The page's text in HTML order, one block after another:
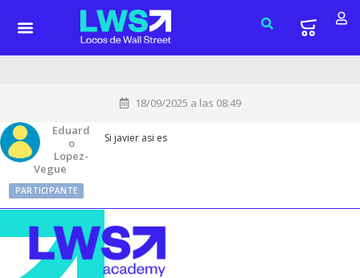
18/09/2025 a las 08:49
Eduard
O
Lopez-
Vegue
PARTICIPANTE
Si javier asi es